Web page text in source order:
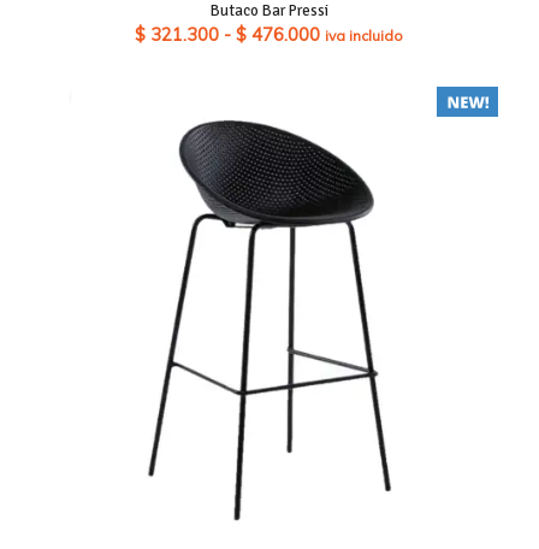
Butaco Bar Pressi
$ 321.300 - $ 476.000Rango
$ 321.300
hasta
$ 476.000
iva incluido